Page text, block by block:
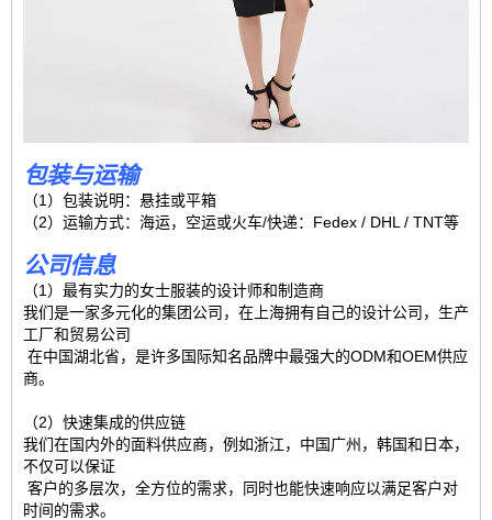
包装与运输
（1）包装说明：悬挂或平箱
（2）运输方式：海运，空运或火车/快递：Fedex / DHL / TNT等
公司信息
（1）最有实力的女士服装的设计师和制造商
我们是一家多元化的集团公司，在上海拥有自己的设计公司，生产
工厂和贸易公司
在中国湖北省，是许多国际知名品牌中最强大的ODM和OEM供应
商。
（2）快速集成的供应链
我们在国内外的面料供应商，例如浙江，中国广州，韩国和日本，
不仅可以保证
客户的多层次，全方位的需求，同时也能快速响应以满足客户对
时间的需求。